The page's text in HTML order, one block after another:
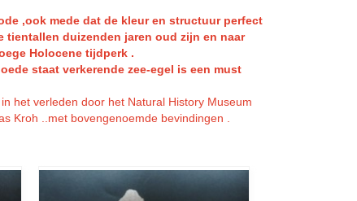
,ook mede dat de kleur en structuur perfect
tientallen duizenden jaren oud zijn en naar
Holocene tijdperk .
staat verkerende zee-egel is een must
het verleden door het Natural History Museum
Kroh ..met bovengenoemde bevindingen .